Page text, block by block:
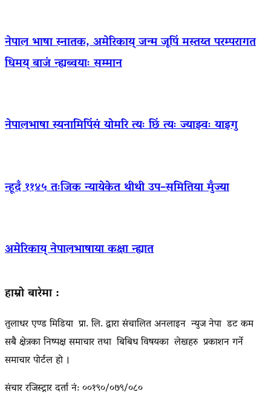
नेपाल भाषा स्नातक, अमेरिकाय् जन्म जूपिं मस्तय्त परम्परागत
धिमय् बाजं न्ह्यब्वयाः सम्मान
नेपालभाषा स्यनामिपिंसं योमरि त्यः छिं त्यः ज्याझ्वः याइगु
न्हूदँ ११४५ तःजिक न्यायेकेत थीथी उप–समितिया मुँज्या
अमेरिकाय् नेपालभाषाया कक्षा न्ह्यात
हाम्रो बारेमा :
तुलाधर एण्ड मिडिया प्रा. लि. द्वारा संचालित अनलाइन न्युज नेपा डट कम
सबै क्षेत्रका निष्पक्ष समाचार तथा बिबिध विषयका लेखहरु प्रकाशन गर्ने
समाचार पोर्टल हो ।
संचार रजिस्ट्रार दर्ता नं: ००१९०/०७९/०८०